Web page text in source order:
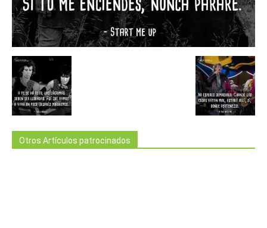
Otros Artículos patrocinados